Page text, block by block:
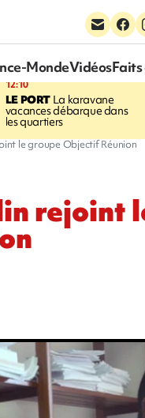
MondeVidéosFaits
12:10
LE PORT La karavane
vacances débarque dans
les quartiers
le groupe Objectif Réunion
rejoint